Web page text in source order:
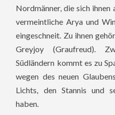
Nordmänner, die sich ihnen
vermeintliche Arya und
eingeschneit. Zu ihnen
Greyjoy (Graufreud).
Südländern kommt es zu
wegen des neuen
Lichts, den Stannis und
haben.